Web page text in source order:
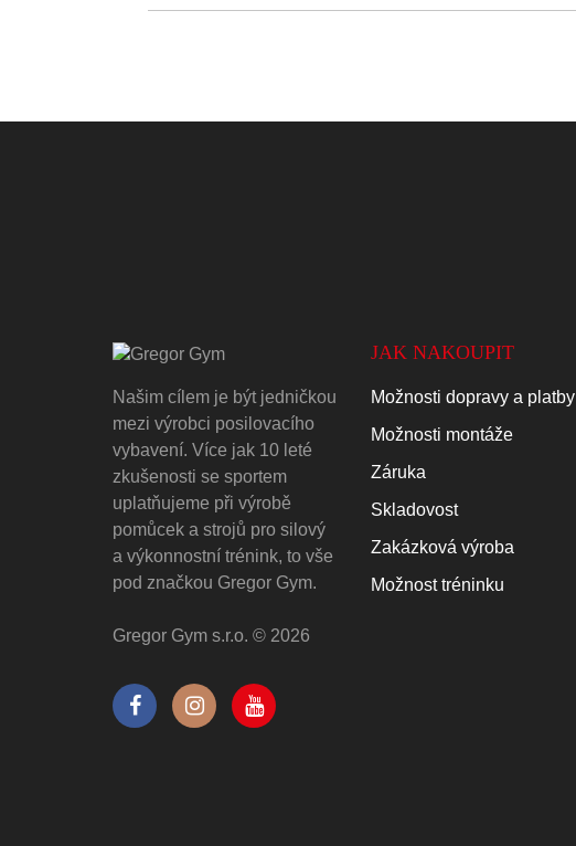
Našim cílem je být jedničkou
mezi výrobci posilovacího
vybavení. Více jak 10 leté
zkušenosti se sportem
uplatňujeme při výrobě
pomůcek a strojů pro silový
a výkonnostní trénink, to vše
pod značkou Gregor Gym.
Gregor Gym s.r.o. © 2026
JAK NAKOUPIT
Možnosti dopravy a platby
Možnosti montáže
Záruka
Skladovost
Zakázková výroba
Možnost tréninku